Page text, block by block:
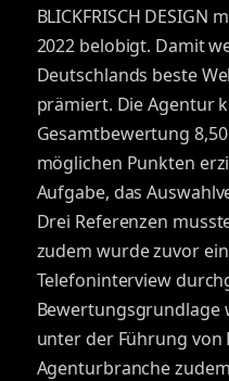
BLICKFRISCH
2022 belobigt. Damit
Deutschlands beste
prämiert. Die Agentur
Gesamtbewertung
möglichen Punkten
Aufgabe, das
Drei Referenzen
zudem wurde zuvor
Telefoninterview
Bewertungsgrundlage
unter der Führung von
Agenturbranche